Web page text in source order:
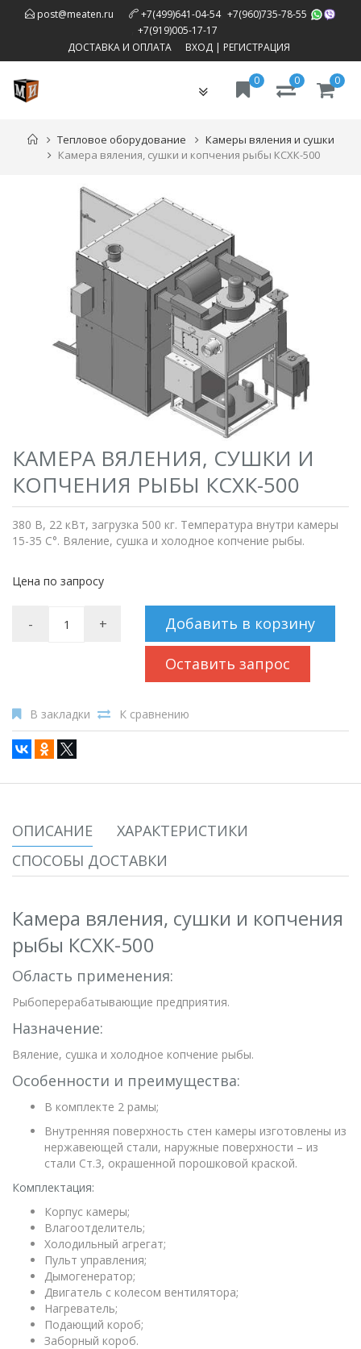
post@meaten.ru +7(499)641-04-54, +7(960)735-78-55
+7(919)005-17-17
ДОСТАВКА И ОПЛАТА
ВХОД| РЕГИСТРАЦИЯ
Toggle
0
0
0
Тепловое оборудование
Камеры вяления и сушки
Камера вяления, сушки и копчения рыбы КСХК-500
КАМЕРА ВЯЛЕНИЯ, СУШКИ И
КОПЧЕНИЯ РЫБЫ КСХК-500
380 В, 22 кВт, загрузка 500 кг. Температура внутри камеры
15-35 C°. Вяление, сушка и холодное копчение рыбы.
Цена по запросу
- + Добавить в корзину
Оставить запрос
В закладки К сравнению
ОПИСАНИЕ
ХАРАКТЕРИСТИКИ
СПОСОБЫ ДОСТАВКИ
Камера вяления, сушки и копчения
рыбы КСХК-500
Область применения:
Рыбоперерабатывающие предприятия.
Назначение:
Вяление, сушка и холодное копчение рыбы.
Особенности и преимущества:
В комплекте 2 рамы;
Внутренняя поверхность стен камеры изготовлены из
нержавеющей стали, наружные поверхности – из
стали Ст.3, окрашенной порошковой краской.
Комплектация:
Корпус камеры;
Влагоотделитель;
Холодильный агрегат;
Пульт управления;
Дымогенератор;
Двигатель с колесом вентилятора;
Нагреватель;
Подающий короб;
Заборный короб.